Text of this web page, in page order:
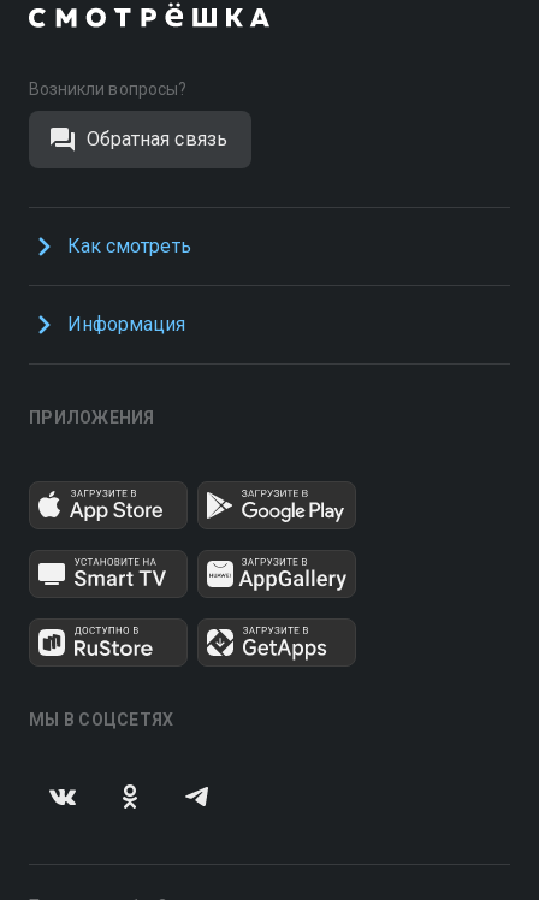
Возникли вопросы?
Обратная связь
Как смотреть
Информация
ПРИЛОЖЕНИЯ
МЫ В СОЦСЕТЯХ